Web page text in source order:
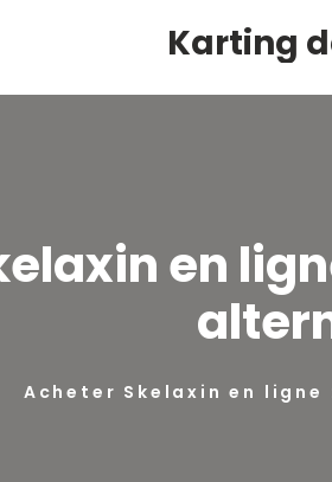
en
Acheter Skelaxin en